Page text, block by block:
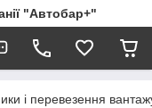
"Автобар+"
і перевезення